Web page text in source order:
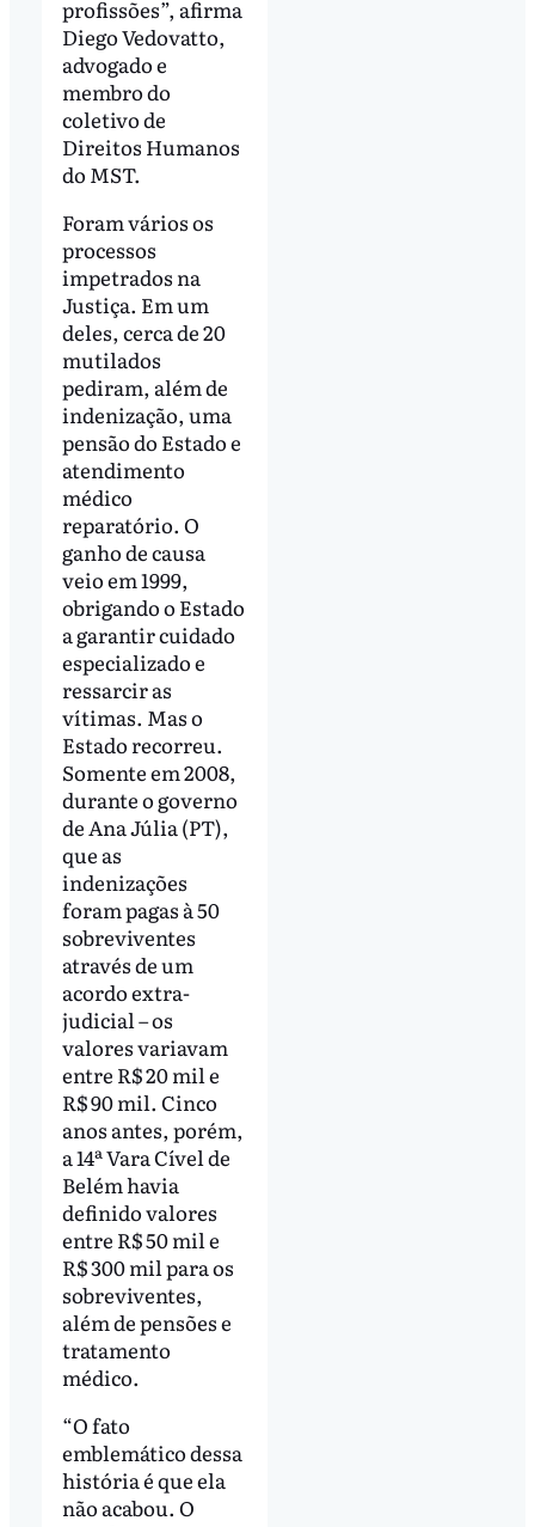
profissões”, afirma
Diego Vedovatto,
advogado e
membro do
coletivo de
Direitos Humanos
do MST.
Foram vários os
processos
impetrados na
Justiça. Em um
deles, cerca de 20
mutilados
pediram, além de
indenização, uma
pensão do Estado e
atendimento
médico
reparatório. O
ganho de causa
veio em 1999,
obrigando o Estado
a garantir cuidado
especializado e
ressarcir as
vítimas. Mas o
Estado recorreu.
Somente em 2008,
durante o governo
de Ana Júlia (PT),
que as
indenizações
foram pagas à 50
sobreviventes
através de um
acordo extra-
judicial – os
valores variavam
entre R$ 20 mil e
R$ 90 mil. Cinco
anos antes, porém,
a 14ª Vara Cível de
Belém havia
definido valores
entre R$ 50 mil e
R$ 300 mil para os
sobreviventes,
além de pensões e
tratamento
médico.
“O fato
emblemático dessa
história é que ela
não acabou. O